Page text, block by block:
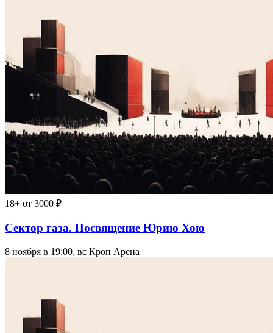
18+ от 3000 ₽
Сектор газа. Посвящение Юрию Хою
8 ноября в 19:00, вс Кроп Арена